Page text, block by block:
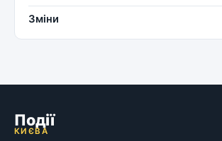
Зміни
Події
КИЄВА